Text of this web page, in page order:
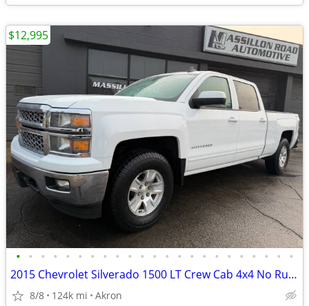
• • • • • • • • • • • • • • • • • • • • • • •
2015 Chevrolet Silverado 1500 LT Crew Cab 4x4 No Rust 124,000 Miles
8/8 124k mi Akron
$12,995